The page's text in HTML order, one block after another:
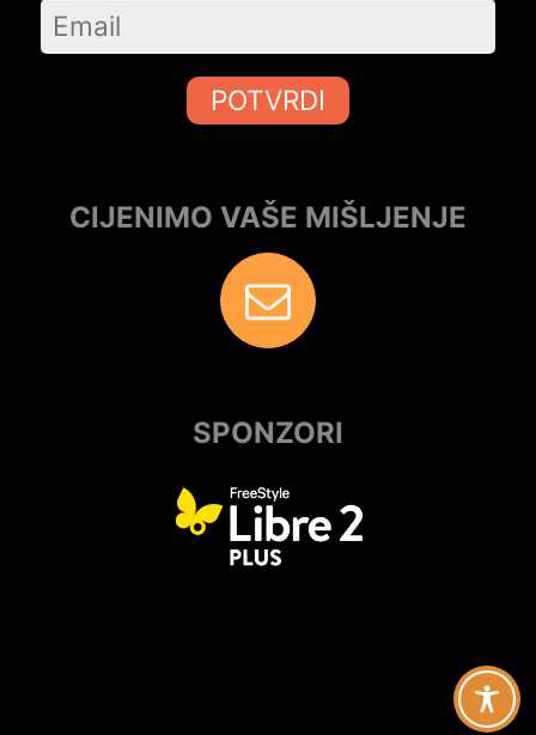
POTVRDI
CIJENIMO VAŠE MIŠLJENJE
SPONZORI